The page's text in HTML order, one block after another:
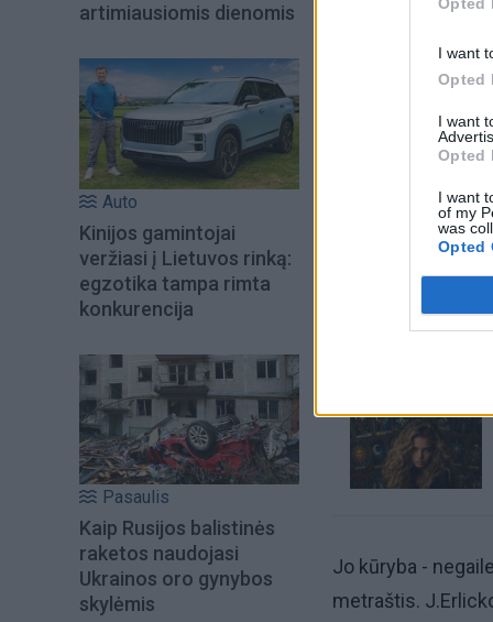
I want
Opted
I want
Opted
I want
of my
was
Opted
artimiausiomis dienomis
Auto
Kinijos gamintojai
veržiasi į Lietuvos rinką:
egzotika tampa rimta
konkurencija
Pasaulis
Kaip Rusijos balistinės
raketos naudojasi
Ukrainos oro gynybos
skylėmis
Šiuo metu
Jo kūryba -
metraštis.